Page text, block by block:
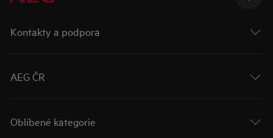
Kontakty a podpora
AEG ČR
Oblíbené kategorie